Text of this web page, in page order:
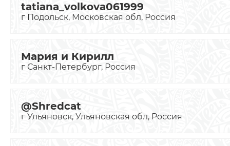
tatiana_volkova061999
г Подольск, Московская обл, Россия
Мария и Кирилл
г Санкт-Петербург, Россия
@Shredcat
г Ульяновск, Ульяновская обл, Россия